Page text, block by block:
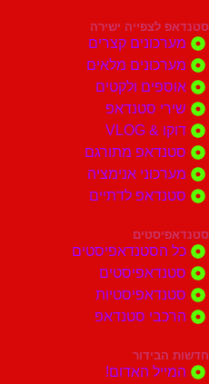
סטנדאפ לצפייה ישירה
מערכונים קצרים
מערכונים מלאים
אוספים ולקטים
שירי סטנדאפ
דוקו & VLOG
סטנדאפ מתורגם
מערכוני אנימציה
סטנדאפ לדתיים
סטנדאפיסטים
כל הסטנדאפיסטים
סטנדאפיסטים
סטנדאפיסטיות
הרכבי סטנדאפ
חדשות הבידור
המייל האדום!